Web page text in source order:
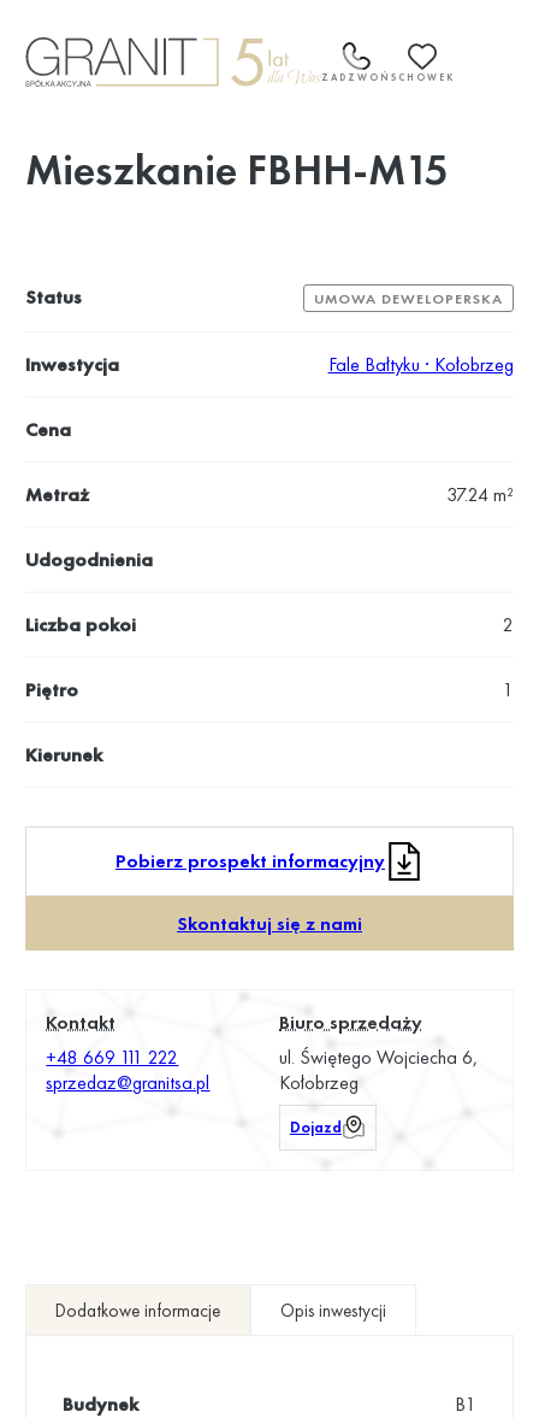
do
treści
ZADZWOŃ SCHOWEK
Dodatkowe informacje Opis inwestycji
Budynek B1
Mieszkanie FBHH-M15
Status UMOWA DEWELOPERSKA
Inwestycja Fale Bałtyku · Kołobrzeg
Cena
Metraż 37.24 m²
Udogodnienia
Liczba pokoi 2
Piętro 1
Kierunek
Pobierz prospekt informacyjny
Skontaktuj się z nami
Kontakt
+48 669 111 222
sprzedaz@granitsa.pl
Biuro sprzedaży
ul. Świętego Wojciecha 6,
Kołobrzeg
Dojazd